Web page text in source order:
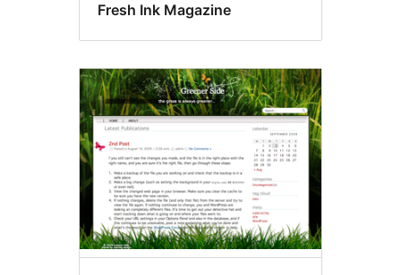
Fresh Ink Magazine